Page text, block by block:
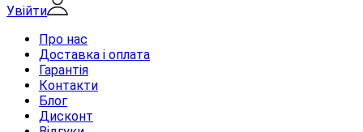
Увійти
Про нас
Доставка і оплата
Гарантія
Контакти
Блог
Дисконт